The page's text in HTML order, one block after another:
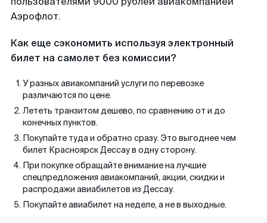
Аэрофлот.
Как еще сэкономить используя электронный
билет на самолет без комиссии?
У разных авиакомпаний услуги по перевозке
различаются по цене.
Лететь транзитом дешево, по сравнению от и до
конечных пунктов.
Покупайте туда и обратно сразу. Это выгоднее чем
билет Красноярск Дессау в одну сторону.
При покупке обращайте внимание на лучшие
спецпредложения авиакомпаний, акции, скидки и
распродажи авиабилетов из Дессау.
Покупайте авиабилет на неделе, а не в выходные.